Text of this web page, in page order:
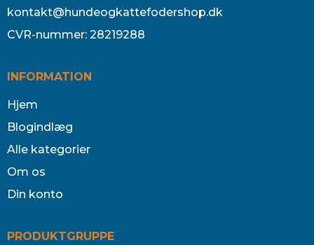
kontakt@hundeogkattefodershop.dk
CVR-nummer: 28219288
INFORMATION
Hjem
Blogindlæg
Alle kategorier
Om os
Din konto
PRODUKTGRUPPE